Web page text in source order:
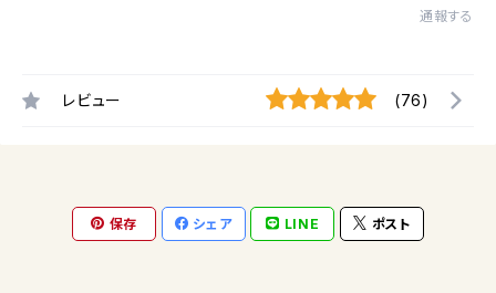
通報する
レビュー (76)
保存 シェア LINE ポスト